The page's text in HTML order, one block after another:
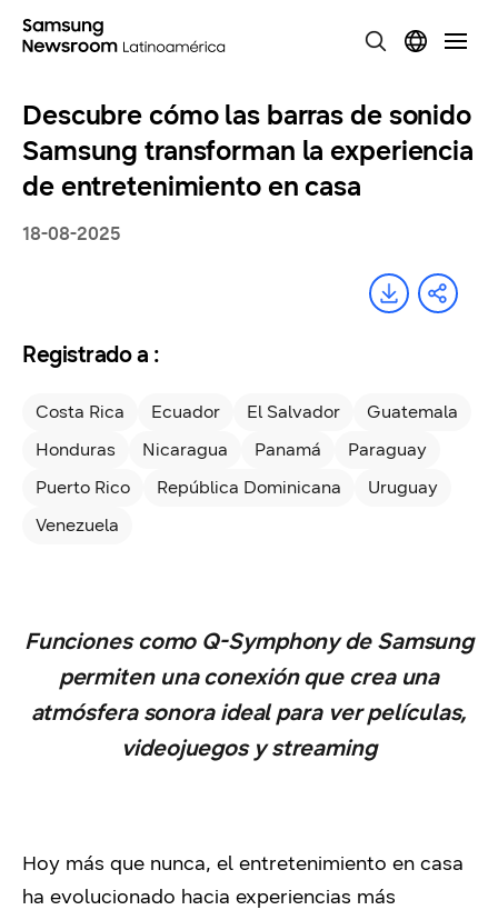
Descubre cómo las barras de sonido
Samsung transforman la experiencia
de entretenimiento en casa
18-08-2025
Registrado a :
Costa Rica Ecuador El Salvador
Guatemala
Honduras
Nicaragua Panamá
Paraguay
Puerto Rico
República Dominicana
Uruguay
Venezuela
Funciones como Q-Symphony de Samsung
permiten una conexión que crea una
atmósfera sonora ideal para ver películas,
videojuegos y streaming
Hoy más que nunca, el entretenimiento en casa
ha evolucionado hacia experiencias más